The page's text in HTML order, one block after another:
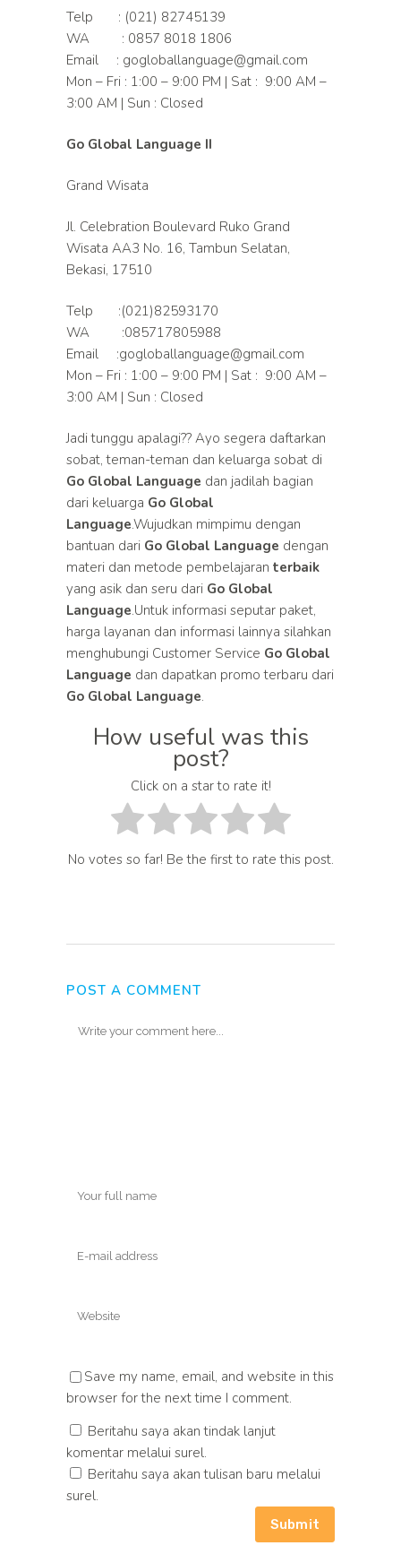
Telp : (021) 82745139
WA : 0857 8018 1806
Email : gogloballanguage@gmail.com
Mon – Fri : 1:00 – 9:00 PM | Sat : 9:00 AM –
3:00 AM | Sun : Closed
Go Global Language II
Grand Wisata
Jl. Celebration Boulevard Ruko Grand
Wisata AA3 No. 16, Tambun Selatan,
Bekasi, 17510
Telp :(021)82593170
WA :085717805988
Email :gogloballanguage@gmail.com
Mon – Fri : 1:00 – 9:00 PM | Sat : 9:00 AM –
3:00 AM | Sun : Closed
Jadi tunggu apalagi?? Ayo segera daftarkan
sobat, teman-teman dan keluarga sobat di
Go Global Language dan jadilah bagian
dari keluarga Go Global
Language.Wujudkan mimpimu dengan
bantuan dari Go Global Language dengan
materi dan metode pembelajaran terbaik
yang asik dan seru dari Go Global
Language.Untuk informasi seputar paket,
harga layanan dan informasi lainnya silahkan
menghubungi Customer Service Go Global
Language dan dapatkan promo terbaru dari
Go Global Language.
How useful was this
post?
Click on a star to rate it!
No votes so far! Be the first to rate this post.
POST A COMMENT
Save my name, email, and website in this
browser for the next time I comment.
Beritahu saya akan tindak lanjut
komentar melalui surel.
Beritahu saya akan tulisan baru melalui
surel.